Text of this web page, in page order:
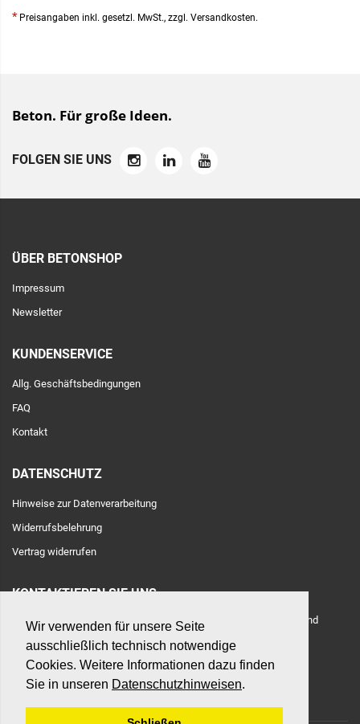
Wir verwenden für unsere Seite
ausschließlich technisch notwendige
Cookies. Weitere Informationen dazu finden
Sie in unseren Datenschutzhinweisen.
*Preisangaben inkl. gesetzl. MwSt., zzgl. Versandkosten.
Beton. Für große Ideen.
FOLGEN SIE UNS
ÜBER BETONSHOP
Impressum
Newsletter
KUNDENSERVICE
Allg. Geschäftsbedingungen
FAQ
Kontakt
DATENSCHUTZ
Hinweise zur Datenverarbeitung
Widerrufsbelehrung
Vertrag widerrufen
KONTAKTIEREN SIE UNS
Adresse: Toulouser Allee 71, 40476 Düsseldorf, Deutschland
E-Mail: hilfe@betonshop.de